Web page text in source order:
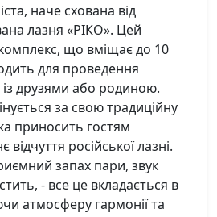
наче схована від
лазня «РІКО». Цей
що вміщає до 10
для проведення
із друзями або родиною.
за свою традиційну
приносить гостям
російської лазні.
запах пари, звук
- все це вкладається в
атмосферу гармонії та